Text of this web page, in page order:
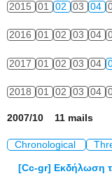
2015 01 02 03 04
2016 01 02 03 04
2017 01 02 03 04
2018 01 02 03 04
2007/10 11 mails
Chronological
[Cc-gr] Εκδήλωση